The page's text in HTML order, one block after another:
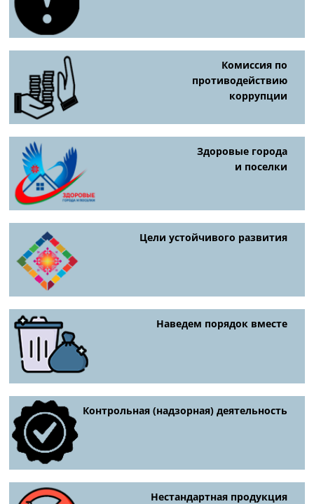
Комиссия по
противодействию
коррупции
Здоровые города
и поселки
Цели устойчивого развития
Наведем порядок вместе
Контрольная (надзорная) деятельность
Нестандартная продукция